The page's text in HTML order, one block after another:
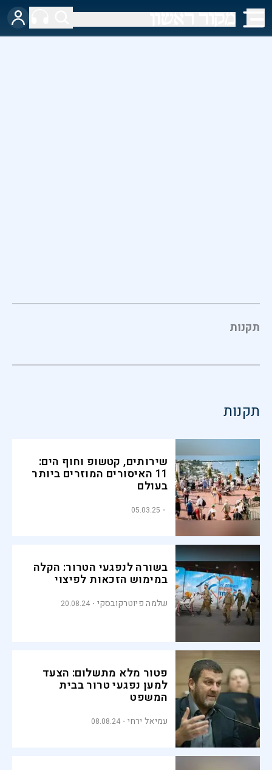
תקנות
תקנות
שירותים, קטשופ וחוף הים:
11 האיסורים המוזרים ביותר
בעולם
05.03.25
בשורה לנפגעי הטרור: הקלה
במימוש הזכאות לפיצוי
שלמה פיוטרקובסקי 20.08.24
פטור מלא מתשלום: הצעד
למען נפגעי טרור בבית
המשפט
עמיאל ירחי 08.08.24